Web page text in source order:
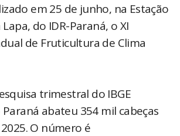
em 25 de junho, na Estação
do IDR-Paraná, o XI
de Fruticultura de Clima
trimestral do IBGE
abateu 354 mil cabeças
O número é